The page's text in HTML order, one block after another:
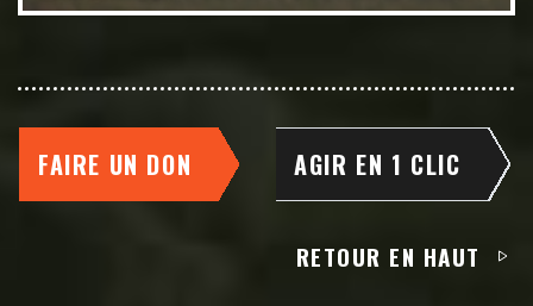
FAIRE UN DON AGIR EN 1 CLIC
RETOUR EN HAUT